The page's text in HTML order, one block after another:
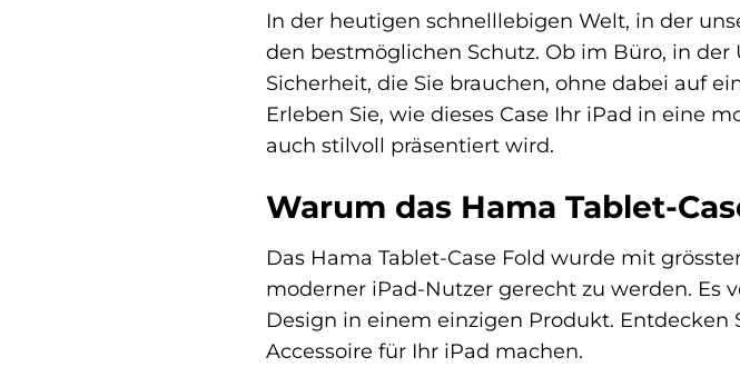
In der heutigen schnelllebigen Welt, in der
den bestmöglichen Schutz. Ob im Büro, in der
Sicherheit, die Sie brauchen, ohne dabei auf
Erleben Sie, wie dieses Case Ihr iPad in eine
auch stilvoll präsentiert wird.
Warum das Hama Tablet-
Das Hama Tablet-Case Fold wurde mit
moderner iPad-Nutzer gerecht zu werden. Es
Design in einem einzigen Produkt. Entdecken
Accessoire für Ihr iPad machen.